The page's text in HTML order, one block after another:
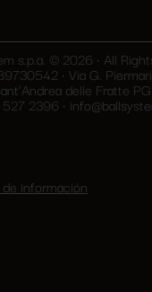
s.p.a. © 2026 • All
• Via G.
delle Fratte
2396 •
información